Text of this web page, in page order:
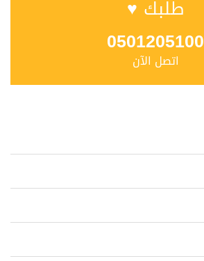
طلبك ♥
0501205100
اتصل الآن